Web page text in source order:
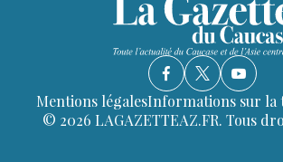
Mentions légalesInformations sur la
© 2026 LAGAZETTEAZ.FR. Tous